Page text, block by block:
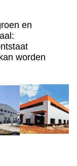
en
worden